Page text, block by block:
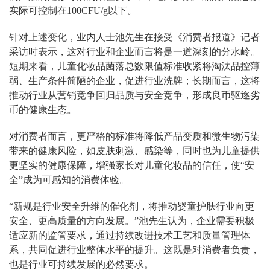
实际可控制在100CFU/g以下。
针对上述变化，业内人士池先生在接受《消费者报道》记者
采访时表示，这对行业和企业而言将是一道深刻的分水岭。
短期来看，儿童化妆品菌落总数限值标准收紧将淘汰品控薄
弱、生产条件简陋的企业，促进行业洗牌；长期而言，这将
推动行业从营销竞争回归品质与安全竞争，形成良币驱逐劣
币的健康生态。
对消费者而言，更严格的标准将降低产品变质和微生物污染
带来的健康风险，如皮肤刺激、感染等，同时也为儿童提供
更坚实的健康保障，增强家长对儿童化妆品的信任，使“安
全”成为可感知的消费体验。
“新规是行业安全升维的催化剂，将推动婴童护肤行业向更
安全、更高质量的方向发展。”池先生认为，企业需要积极
适应新的监管要求，通过持续改进技术工艺和质量管理体
系，共同促进行业整体水平的提升。这既是对消费者负责，
也是行业可持续发展的必然要求。